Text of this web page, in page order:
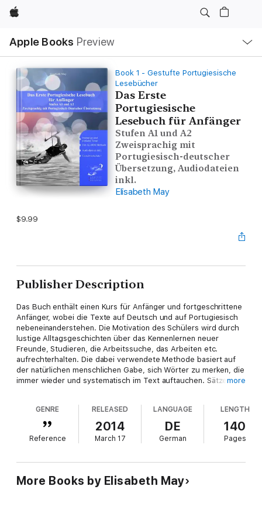
Apple
Apple Books Preview
Nav
Open
Menu
Book 1 - Gestufte Portugiesische
Lesebücher
Das Erste
Portugiesische
Lesebuch für Anfänger
Stufen A1 und A2
Zweisprachig mit
Portugiesisch-deutscher
Übersetzung, Audiodateien
inkl.
Elisabeth May
$9.99
Publisher Description
Das Buch enthält einen Kurs für Anfänger und fortgeschrittene
Anfänger, wobei die Texte auf Deutsch und auf Portugiesisch
nebeneinanderstehen. Die Motivation des Schülers wird durch
lustige Alltagsgeschichten über das Kennenlernen neuer
Freunde, Studieren, die Arbeitssuche, das Arbeiten etc.
aufrechterhalten. Die dabei verwendete Methode basiert auf
der natürlichen menschlichen Gabe, sich Wörter zu merken, die
immer wieder und systematisch im Text auftauchen. Sätze
Anfängerkurses haben nur jeweils etwa dreißig neue Wörter.
Das Buch ist mit den Audiodateien inklusive ausgestattet. Die
Adresse der Homepage des Buches, wo die Audiodateien zum
Anhören und Herunterladen verfügbar sind, ist am Anfang des
Copyright-Hinweis aufgeführt.
Zum Sprachenlernen gibt es kaum eine effizientere Methode
more
GENRE
Reference
RELEASED
2014
March 17
LANGUAGE
DE
German
LENGTH
140
Pages
More Books by Elisabeth May